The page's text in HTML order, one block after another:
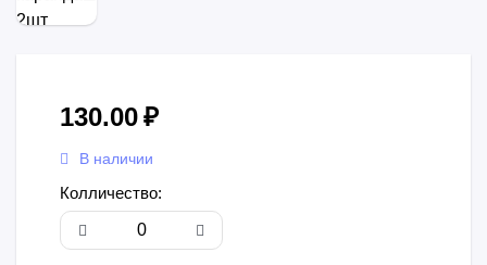
130.00₽
В наличии
Колличество: